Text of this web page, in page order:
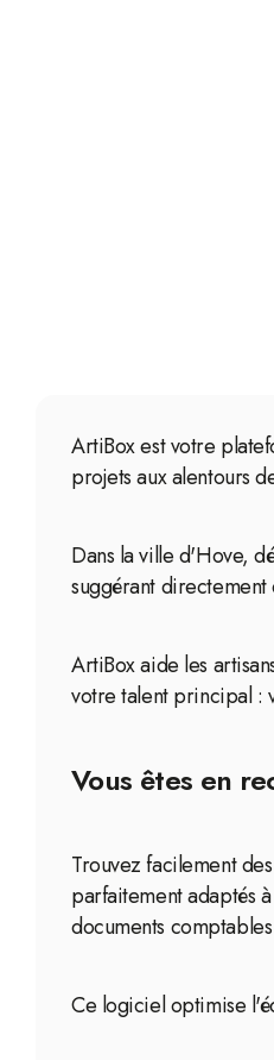
ArtiBox est votre
projets aux alentours
Dans la ville d'Hove,
suggérant
ArtiBox aide les
votre talent principal :
Vous êtes en
Trouvez facilement
parfaitement adaptés
documents
Ce logiciel optimise